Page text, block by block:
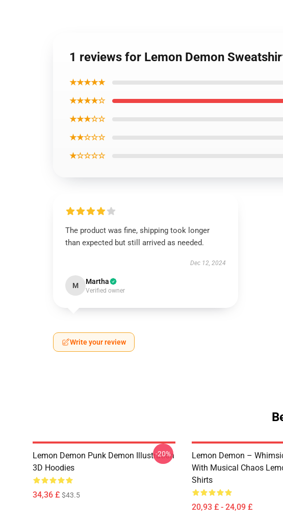
1 reviews for Lemon Demon
★★★★★
★★★★☆
★★★☆☆
★★☆☆☆
★☆☆☆☆
The product was fine, shipping took longer
than expected but still arrived as needed.
Dec 12, 2024
M Martha
Verified owner
Write your review
Lemon Demon Punk Demon Illustration
3D Hoodies
34,36 £ $43.5
-20%
Lemon Demon –
With Musical Chaos
Shirts
20,93 £ - 24,09 £